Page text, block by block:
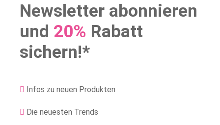
Newsletter abonnieren
und 20% Rabatt
sichern!*
Infos zu neuen Produkten
Die neuesten Trends